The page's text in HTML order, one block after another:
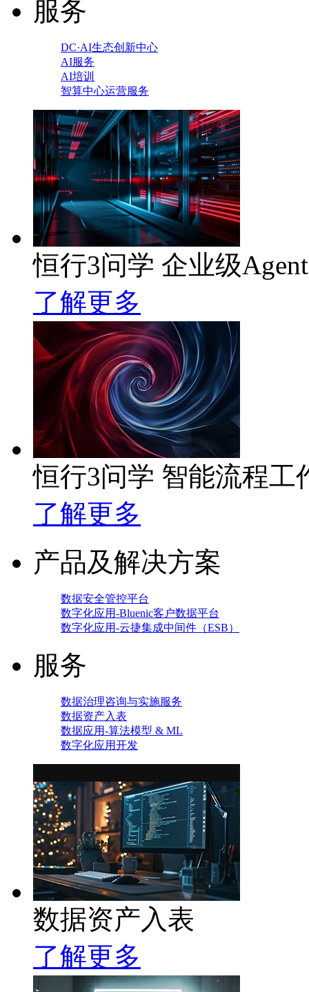
服务
DC·AI生态创新中心
AI服务
AI培训
智算中心运营服务
恒行3问学 企业级
了解更多
恒行3问学 智能流程工
了解更多
产品及解决方案
数据安全管控平台
数字化应用-Bluenic客户数据平台
数字化应用-云捷集成中间件（ESB）
服务
数据治理咨询与实施服务
数据资产入表
数据应用-算法模型 & ML
数字化应用开发
数据资产入表
了解更多